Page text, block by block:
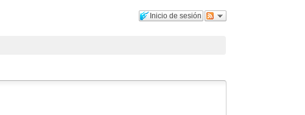
Inicio de sesión